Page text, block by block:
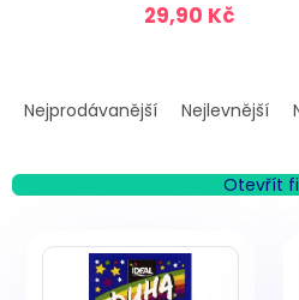
29,90 Kč
a
n
Nejprodávanější Nejlevnější
Otevřít